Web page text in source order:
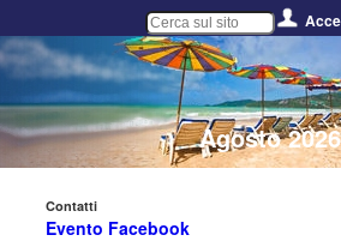
Agosto 2026
Contatti
Evento Facebook